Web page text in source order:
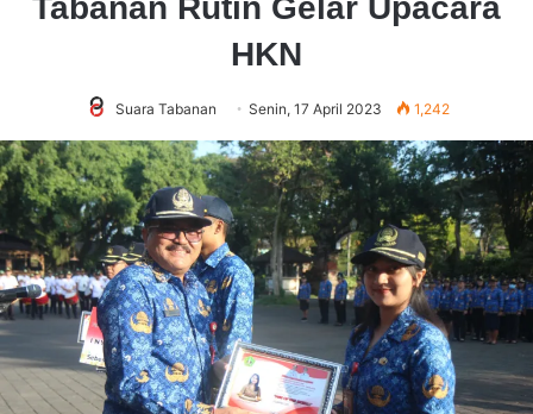
Tabanan Rutin Gelar Upacara
HKN
Suara Tabanan Senin, 17 April 2023 1,242